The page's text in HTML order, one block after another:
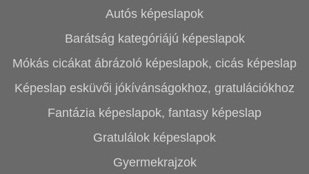
Autós képeslapok
Barátság kategóriájú képeslapok
Mókás cicákat ábrázoló képeslapok, cicás képeslap
Képeslap esküvői jókívánságokhoz, gratulációkhoz
Fantázia képeslapok, fantasy képeslap
Gratulálok képeslapok
Gyermekrajzok